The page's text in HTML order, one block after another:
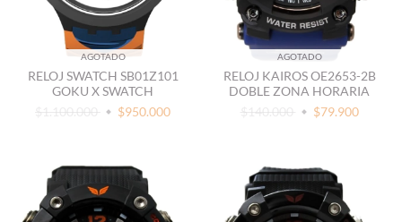
AGOTADO
RELOJ SWATCH SB01Z101
GOKU X SWATCH
$1.100.000
$950.000
AGOTADO
RELOJ KAIROS OE2653-2B
DOBLE ZONA HORARIA
$140.000
$79.900